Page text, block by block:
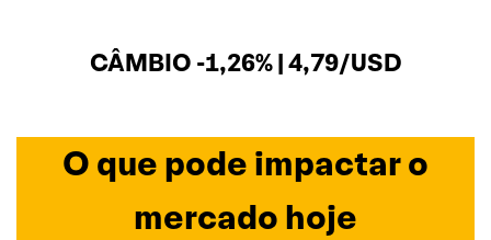
CÂMBIO -1,26% | 4,79/USD
O que pode impactar o
mercado hoje